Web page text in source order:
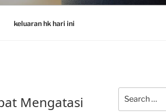
keluaran hk hari ini
Mengatasi
for: